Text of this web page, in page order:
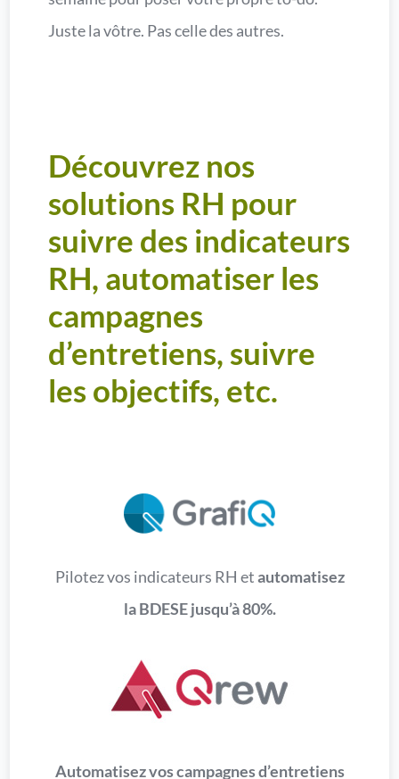
Juste la vôtre. Pas celle des autres.
Découvrez nos
solutions RH pour
suivre des indicateurs
RH, automatiser les
campagnes
d’entretiens, suivre
les objectifs, etc.
Pilotez vos indicateurs RH etautomatisez
la BDESE jusqu’à 80%.
Automatisez vos campagnes d’entretiens